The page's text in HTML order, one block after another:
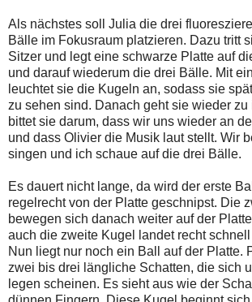
Als nächstes soll Julia die drei
Bälle im Fokusraum platzieren. Dazu tritt
Sitzer und legt eine schwarze Platte auf
und darauf wiederum die drei Bälle. Mit
leuchtet sie die Kugeln an, sodass sie
zu sehen sind. Danach geht sie wieder zu
bittet sie darum, dass wir uns wieder an
und dass Olivier die Musik laut stellt. Wir
singen und ich schaue auf die drei Bälle.
Es dauert nicht lange, da wird der erste
regelrecht von der Platte geschnipst. Die
bewegen sich danach weiter auf der
auch die zweite Kugel landet recht
Nun liegt nur noch ein Ball auf der Platte.
zwei bis drei längliche Schatten, die sich
legen scheinen. Es sieht aus wie der